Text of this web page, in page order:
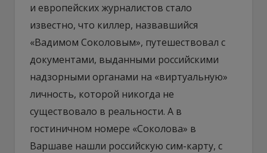
и европейских журналистов стало
известно, что киллер, назвавшийся
«Вадимом Соколовым», путешествовал с
документами, выданными российскими
надзорными органами на «виртуальную»
личность, которой никогда не
существовало в реальности. А в
гостиничном номере «Соколова» в
Варшаве нашли российскую сим-карту, с